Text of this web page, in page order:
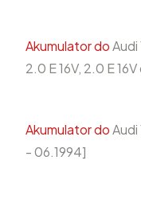
Akumulator do
2.0 E 16V, 2.0 E
Akumulator doAudi
- 06.1994]